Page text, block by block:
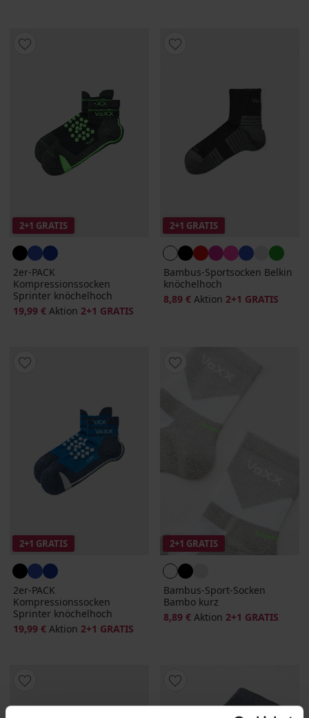
2+1 GRATIS
2er-PACK
Kompressionssocken
Sprinter knöchelhoch
19,99 € Aktion 2+1 GRATIS
2+1 GRATIS
Bambus-Sportsocken Belkin
knöchelhoch
8,89 € Aktion 2+1 GRATIS
2+1 GRATIS
2er-PACK
Kompressionssocken
Sprinter knöchelhoch
19,99 € Aktion 2+1 GRATIS
2+1 GRATIS
Bambus-Sport-Socken
Bambo kurz
8,89 € Aktion 2+1 GRATIS